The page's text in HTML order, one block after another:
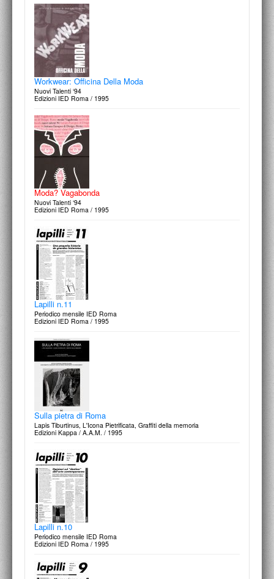
Workwear: Officina Della Moda
Nuovi Talenti ‘94
Edizioni IED Roma / 1995
Moda? Vagabonda
Nuovi Talenti ‘94
Edizioni IED Roma / 1995
Lapilli n.11
Periodico mensile IED Roma
Edizioni IED Roma / 1995
Sulla pietra di Roma
Lapis Tiburtinus, L'Icona Pietrificata, Graffiti della memoria
Edizioni Kappa / A.A.M. / 1995
Lapilli n.10
Periodico mensile IED Roma
Edizioni IED Roma / 1995